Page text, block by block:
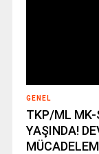
GENEL
TKP/ML MK-
YAŞINDA!